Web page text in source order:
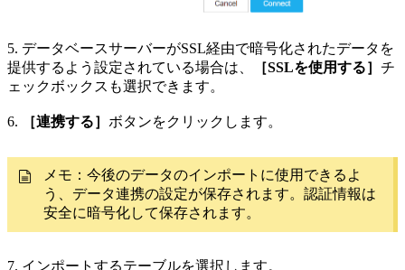
5. データベースサーバーがSSL経由で暗号化されたデータを
提供するよう設定されている場合は、
［SSLを使用する］ チ
ェックボックスも選択できます。
6. ［連携する］ ボタンをクリックします。
メモ：今後のデータのインポートに使用できるよ
う、データ連携の設定が保存されます。認証情報は
安全に暗号化して保存されます。
7. インポートするテーブルを選択します。